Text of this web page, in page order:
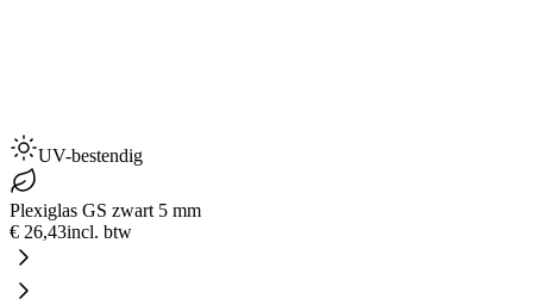
UV-bestendig
Plexiglas GS zwart 5 mm
€ 26,43incl. btw